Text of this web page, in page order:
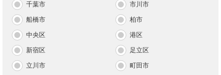
千葉市 市川市
船橋市 柏市
中央区 港区
新宿区 足立区
立川市 町田市